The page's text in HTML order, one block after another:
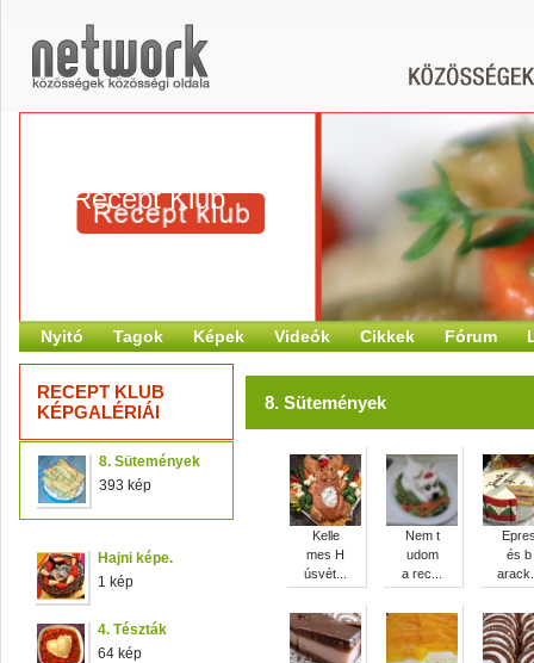
Recept Klub
Nyitó Tagok Képek Videók Cikkek Fórum
RECEPT KLUB
KÉPGALÉRIÁI
8. Sütemények
393 kép
Hajni képe.
1 kép
4. Tészták
64 kép
8. Sütemények
Kelle
mes H
úsvét...
Nem t
udom
a rec...
és b